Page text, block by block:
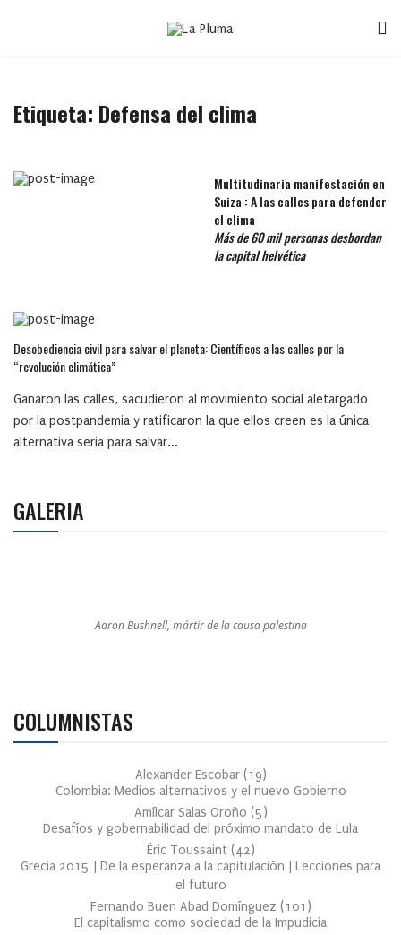
Etiqueta: Defensa del clima
Multitudinaria manifestación en
Suiza : A las calles para defender
el clima
Más de 60 mil personas desbordan
la capital helvética
Desobediencia civil para salvar el planeta: Científicos a las calles por la
“revolución climática”
Ganaron las calles, sacudieron al movimiento social aletargado
por la postpandemia y ratificaron la que ellos creen es la única
alternativa seria para salvar...
GALERIA
Aaron Bushnell, mártir de la causa palestina
COLUMNISTAS
Alexander Escobar (19)
Colombia: Medios alternativos y el nuevo Gobierno
Amílcar Salas Oroño (5)
Desafíos y gobernabilidad del próximo mandato de Lula
Éric Toussaint (42)
Grecia 2015 | De la esperanza a la capitulación | Lecciones para
el futuro
Fernando Buen Abad Domínguez (101 )
El capitalismo como sociedad de la Impudicia